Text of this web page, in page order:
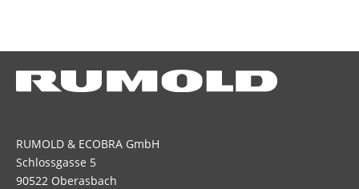
RUMOLD & ECOBRA GmbH
Schlossgasse 5
90522 Oberasbach